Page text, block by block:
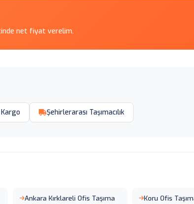
net fiyat verelim.
Şehirlerarası Taşımacılık
Ankara Kırklareli Ofis Taşıma Koru Ofis